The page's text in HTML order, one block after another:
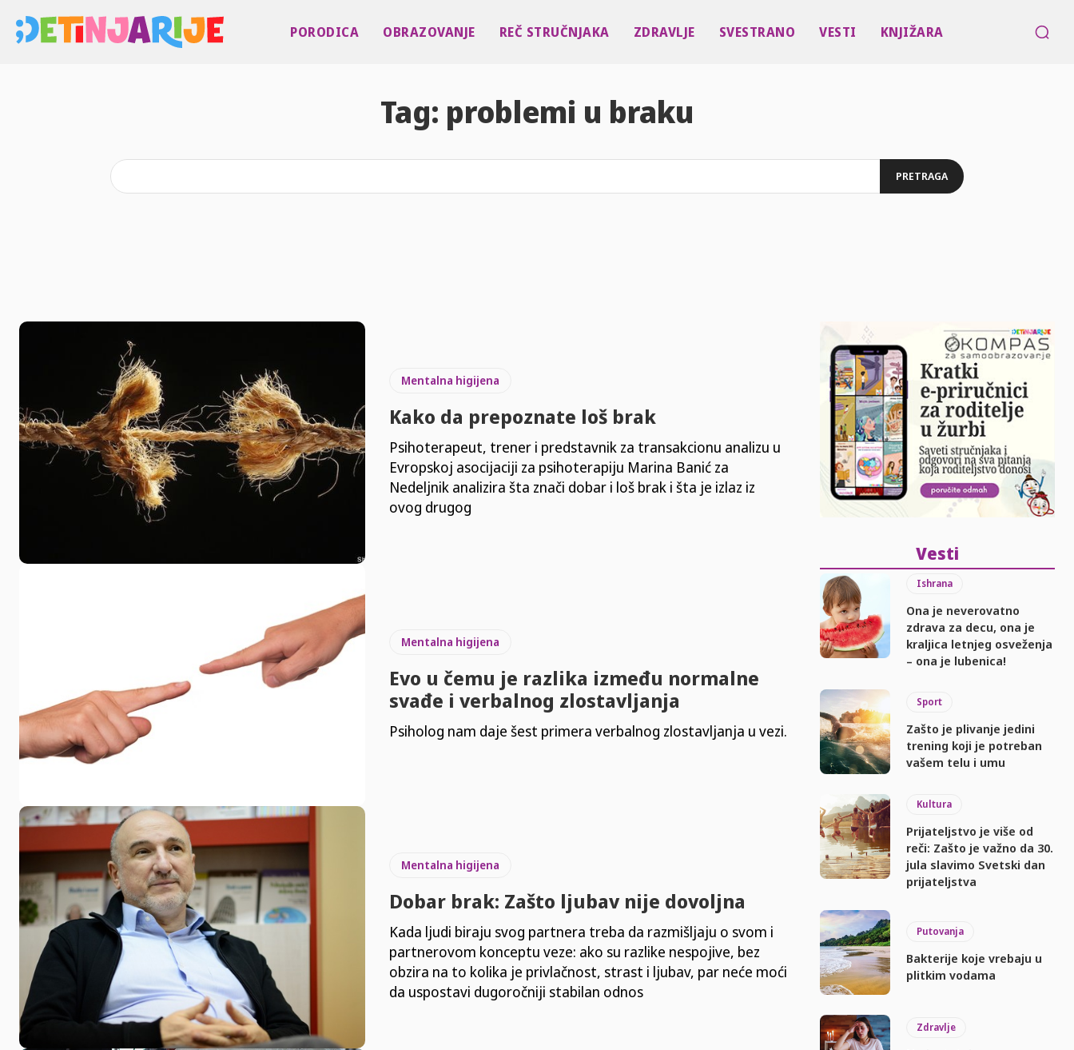
PORODICA OBRAZOVANJE REČ STRUČNJAKA ZDRAVLJE SVESTRANO VESTI KNJIŽARA
Tag: problemi u braku
PRETRAGA
Mentalna higijena
Kako da prepoznate loš brak
Psihoterapeut, trener i predstavnik za transakcionu analizu u
Evropskoj asocijaciji za psihoterapiju Marina Banić za
Nedeljnik analizira šta znači dobar i loš brak i šta je izlaz iz
ovog drugog
Mentalna higijena
Evo u čemu je razlika između normalne
svađe i verbalnog zlostavljanja
Psiholog nam daje šest primera verbalnog zlostavljanja u vezi.
Mentalna higijena
Dobar brak: Zašto ljubav nije dovoljna
Kada ljudi biraju svog partnera treba da razmišljaju o svom i
partnerovom konceptu veze: ako su razlike nespojive, bez
obzira na to kolika je privlačnost, strast i ljubav, par neće moći
da uspostavi dugoročniji stabilan odnos
Vesti
Ishrana
Ona je neverovatno
zdrava za decu, ona je
kraljica letnjeg osveženja
– ona je lubenica!
Sport
Zašto je plivanje jedini
trening koji je potreban
vašem telu i umu
Kultura
Prijateljstvo je više od
reči: Zašto je važno da 30.
jula slavimo Svetski dan
prijateljstva
Putovanja
Bakterije koje vrebaju u
plitkim vodama
Zdravlje